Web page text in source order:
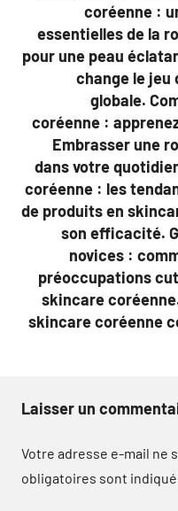
coréenne :
essentielles de la
pour une peau
change le jeu
globale.
coréenne :
Embrasser une
dans votre
coréenne : les
de produits en
son efficacité.
novices :
préoccupations
skincare
skincare coréenne
Laisser un
Votre adresse e-mail ne
obligatoires sont